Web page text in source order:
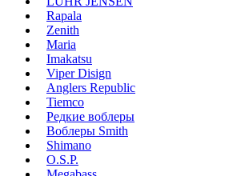
Rapala
Zenith
Maria
Imakatsu
Viper Disign
Anglers Republic
Tiemco
Редкие воблеры
Воблеры Smith
Shimano
O.S.P.